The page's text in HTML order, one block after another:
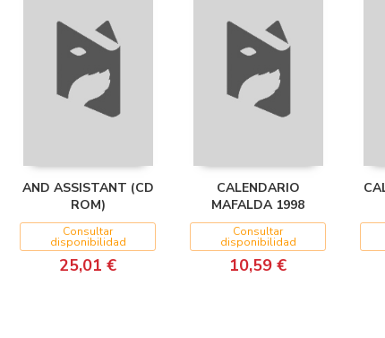
AND ASSISTANT (CD
ROM)
Consultar
disponibilidad
25,01 €
CALENDARIO
MAFALDA 1998
Consultar
disponibilidad
10,59 €